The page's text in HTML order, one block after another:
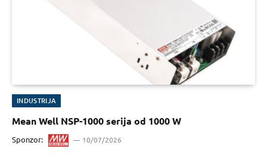
INDUSTRIJA
Mean Well NSP-1000 serija od 1000 W
Sponzor: 10/07/2026